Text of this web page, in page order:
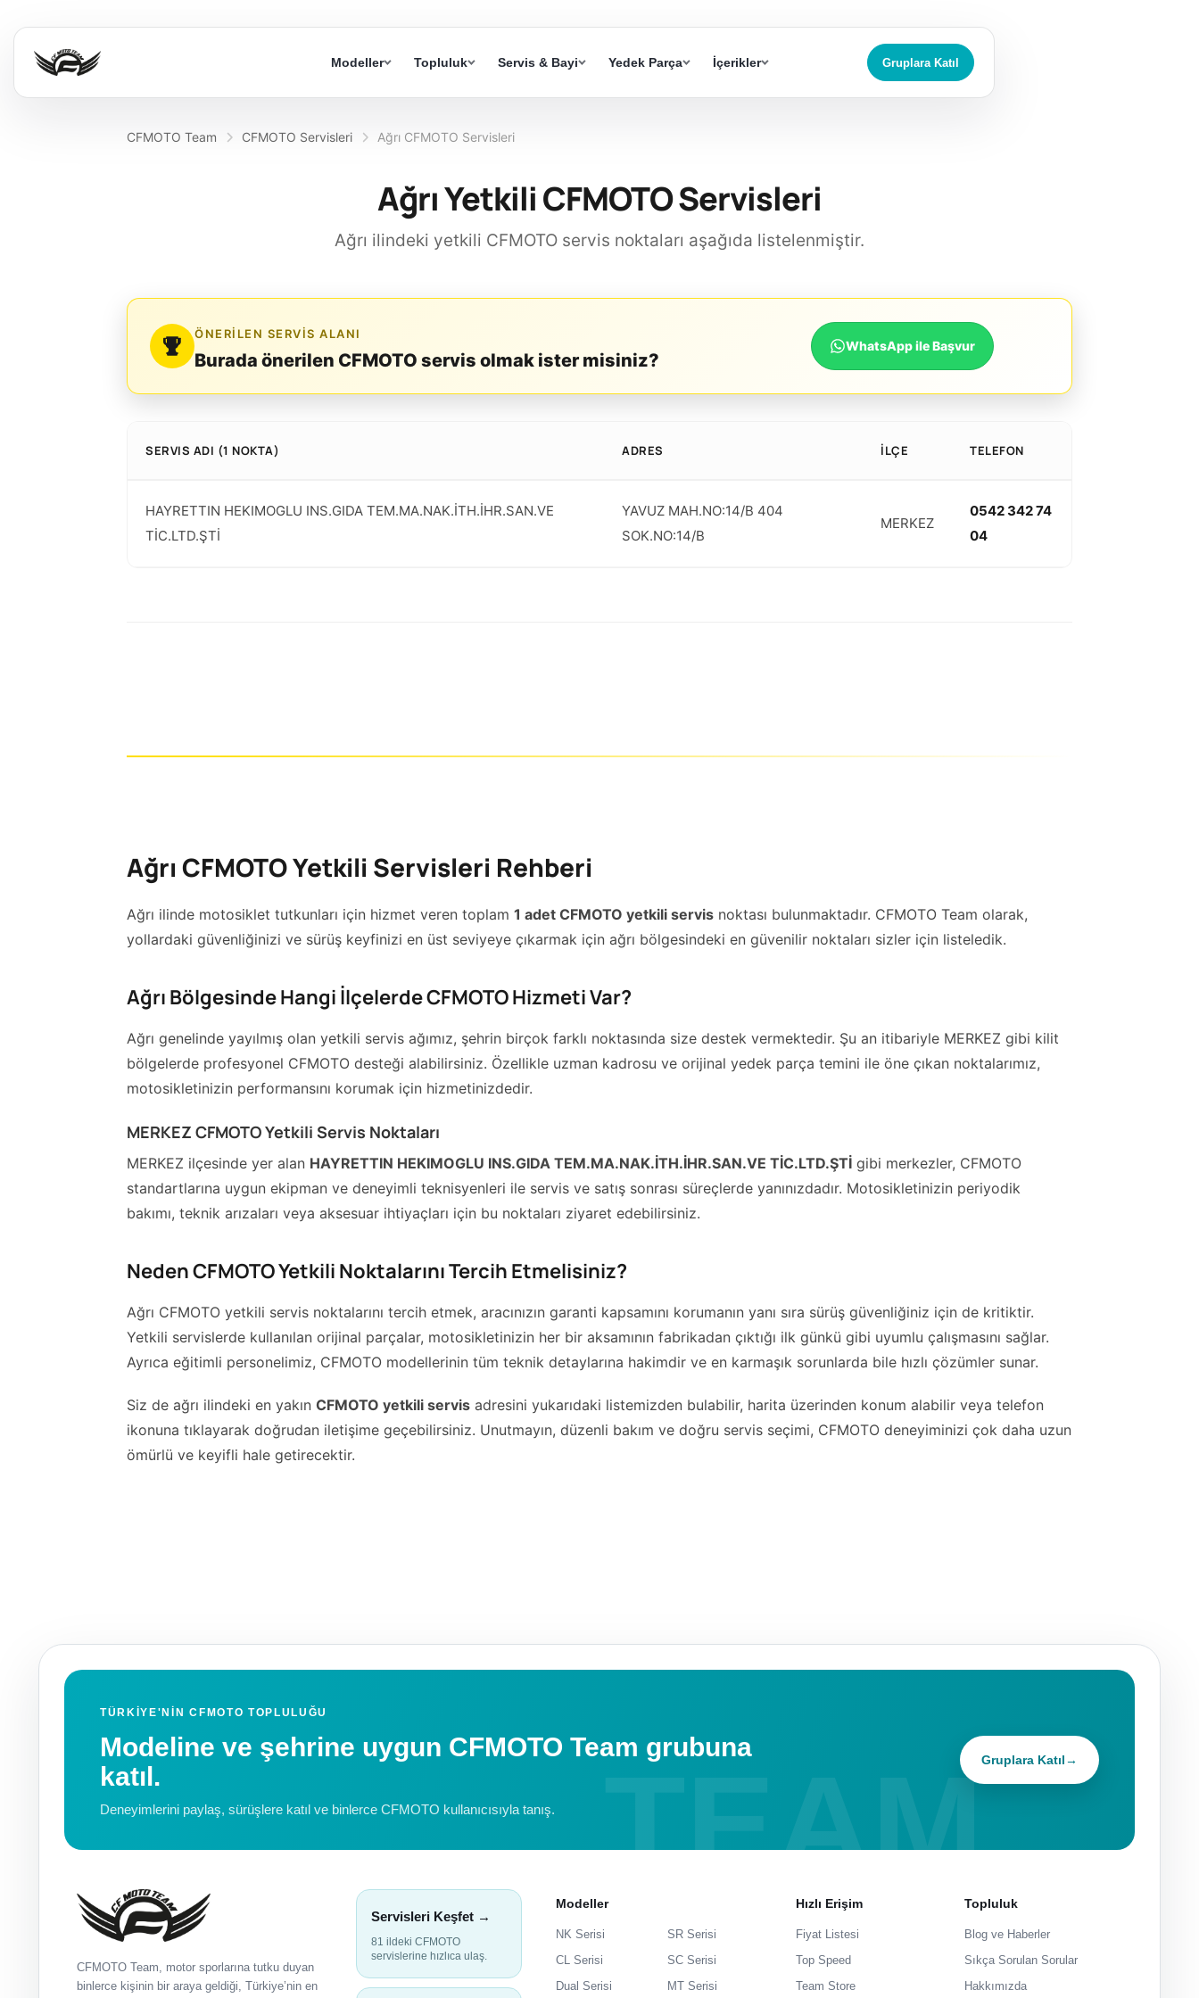
Modeller Topluluk Servis & Bayi Yedek Parça İçerikler Gruplara Katıl
CFMOTO Team CFMOTO Servisleri Ağrı CFMOTO Servisleri
Ağrı Yetkili CFMOTO Servisleri
Ağrı ilindeki yetkili CFMOTO servis noktaları aşağıda listelenmiştir.
ÖNERILEN SERVIS ALANI
Burada önerilen CFMOTO servis olmak ister misiniz?
WhatsApp ile Başvur
SERVIS ADI (1 NOKTA) ADRES İLÇE TELEFON
HAYRETTIN HEKIMOGLU INS.GIDA TEM.MA.NAK.İTH.İHR.SAN.VE
TİC.LTD.ŞTİ
YAVUZ MAH.NO:14/B 404
SOK.NO:14/B
MERKEZ
0542 342 74
04
Ağrı CFMOTO Yetkili Servisleri Rehberi
Ağrı ilinde motosiklet tutkunları için hizmet veren toplam 1 adet CFMOTO yetkili servis noktası bulunmaktadır. CFMOTO Team olarak,
yollardaki güvenliğinizi ve sürüş keyfinizi en üst seviyeye çıkarmak için ağrı bölgesindeki en güvenilir noktaları sizler için listeledik.
Ağrı Bölgesinde Hangi İlçelerde CFMOTO Hizmeti Var?
Ağrı genelinde yayılmış olan yetkili servis ağımız, şehrin birçok farklı noktasında size destek vermektedir. Şu an itibariyle MERKEZ gibi kilit
bölgelerde profesyonel CFMOTO desteği alabilirsiniz. Özellikle uzman kadrosu ve orijinal yedek parça temini ile öne çıkan noktalarımız,
motosikletinizin performansını korumak için hizmetinizdedir.
MERKEZ CFMOTO Yetkili Servis Noktaları
MERKEZ ilçesinde yer alan HAYRETTIN HEKIMOGLU INS.GIDA TEM.MA.NAK.İTH.İHR.SAN.VE TİC.LTD.ŞTİ gibi merkezler, CFMOTO
standartlarına uygun ekipman ve deneyimli teknisyenleri ile servis ve satış sonrası süreçlerde yanınızdadır. Motosikletinizin periyodik
bakımı, teknik arızaları veya aksesuar ihtiyaçları için bu noktaları ziyaret edebilirsiniz.
Neden CFMOTO Yetkili Noktalarını Tercih Etmelisiniz?
Ağrı CFMOTO yetkili servis noktalarını tercih etmek, aracınızın garanti kapsamını korumanın yanı sıra sürüş güvenliğiniz için de kritiktir.
Yetkili servislerde kullanılan orijinal parçalar, motosikletinizin her bir aksamının fabrikadan çıktığı ilk günkü gibi uyumlu çalışmasını sağlar.
Ayrıca eğitimli personelimiz, CFMOTO modellerinin tüm teknik detaylarına hakimdir ve en karmaşık sorunlarda bile hızlı çözümler sunar.
Siz de ağrı ilindeki en yakın CFMOTO yetkili servis adresini yukarıdaki listemizden bulabilir, harita üzerinden konum alabilir veya telefon
ikonuna tıklayarak doğrudan iletişime geçebilirsiniz. Unutmayın, düzenli bakım ve doğru servis seçimi, CFMOTO deneyiminizi çok daha uzun
ömürlü ve keyifli hale getirecektir.
TÜRKIYE'NIN CFMOTO TOPLULUĞU
Modeline ve şehrine uygun CFMOTO Team grubuna
katıl.
Deneyimlerini paylaş, sürüşlere katıl ve binlerce CFMOTO kullanıcısıyla tanış.
Gruplara Katıl→
CFMOTO Team, motor sporlarına tutku duyan
binlerce kişinin bir araya geldiği, Türkiye’nin en
Servisleri Keşfet →
81 ildeki CFMOTO
servislerine hızlıca ulaş.
Modeller
NK Serisi
SR Serisi
CL Serisi
SC Serisi
Dual Serisi
MT Serisi
Hızlı Erişim
Fiyat Listesi
Top Speed
Team Store
Topluluk
Blog ve Haberler
Sıkça Sorulan Sorular
Hakkımızda